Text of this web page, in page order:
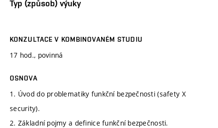
Typ (způsob) výuky
KONZULTACE V KOMBINOVANÉM STUDIU
17 hod., povinná
OSNOVA
1. Úvod do problematiky funkční bezpečnosti (safety X
security).
2. Základní pojmy a definice funkční bezpečnosti.